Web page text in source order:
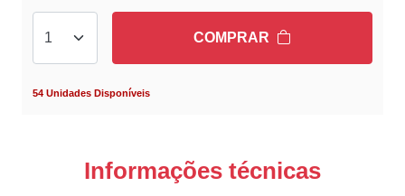
COMPRAR
54 Unidades Disponíveis
Informações técnicas